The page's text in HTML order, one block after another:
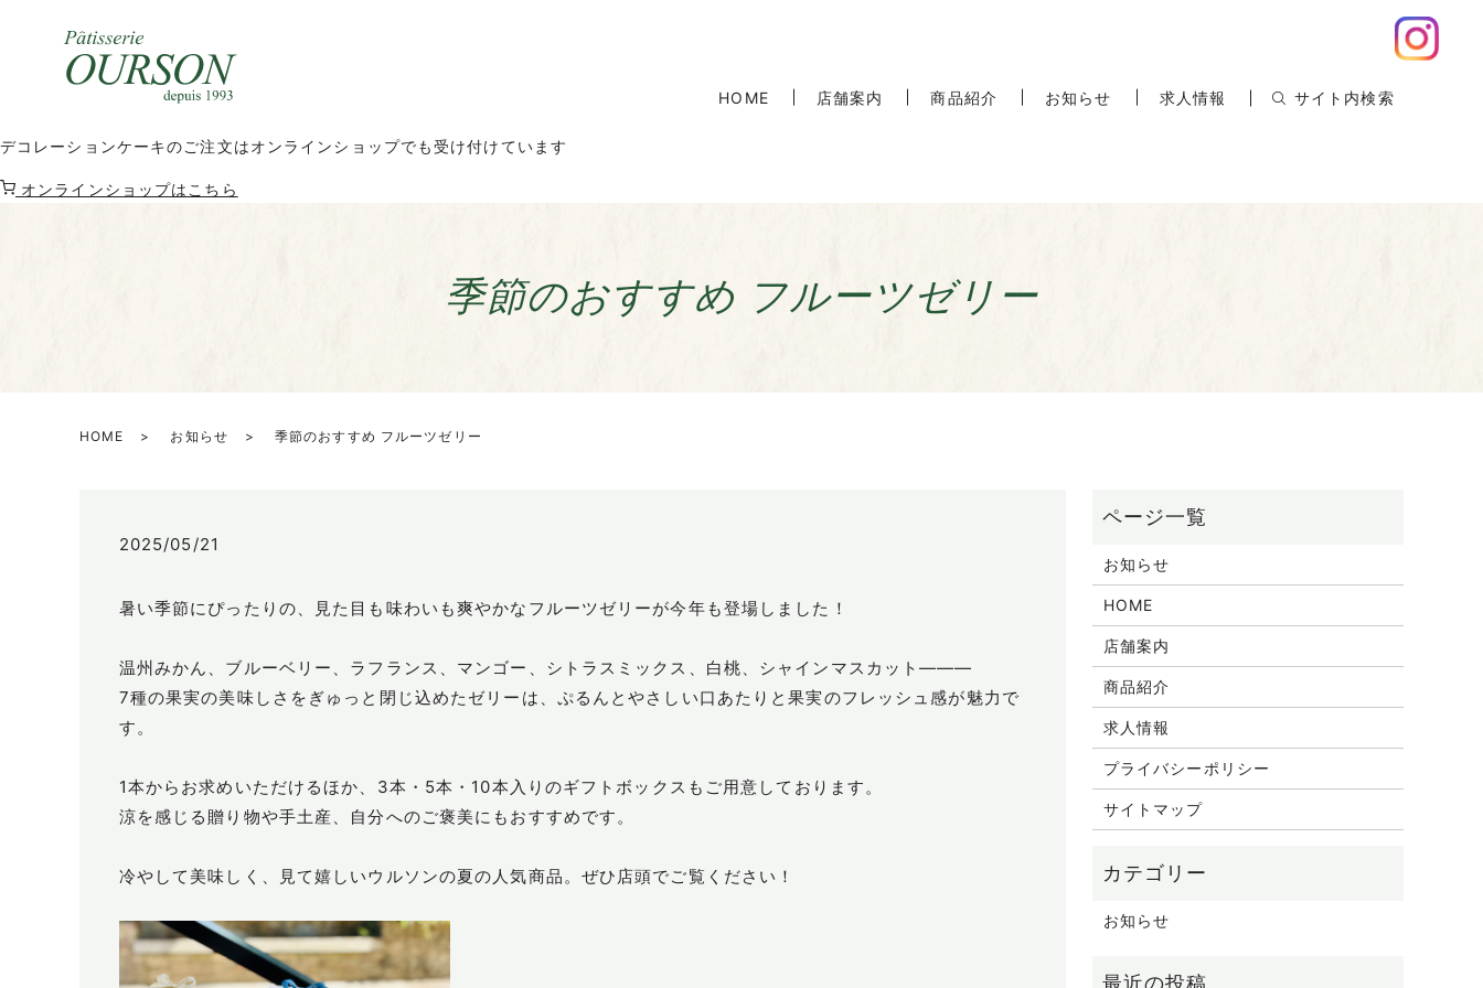
HOME 店舗案内 商品紹介 お知らせ 求人情報 サイト内検索
デコレーションケーキのご注文はオンラインショップでも受け付けています
オンラインショップはこちら
季節のおすすめ フルーツゼリー
HOME お知らせ 季節のおすすめ フルーツゼリー
2025/05/21
暑い季節にぴったりの、見た目も味わいも爽やかなフルーツゼリーが今年も登場しました！
温州みかん、ブルーベリー、ラフランス、マンゴー、シトラスミックス、白桃、シャインマスカット―――
7種の果実の美味しさをぎゅっと閉じ込めたゼリーは、ぷるんとやさしい口あたりと果実のフレッシュ感が魅力で
す。
1本からお求めいただけるほか、3本・5本・10本入りのギフトボックスもご用意しております。
涼を感じる贈り物や手土産、自分へのご褒美にもおすすめです。
冷やして美味しく、見て嬉しいウルソンの夏の人気商品。ぜひ店頭でご覧ください！
お知らせ
HOME
店舗案内
商品紹介
求人情報
プライバシーポリシー
サイトマップ
お知らせ